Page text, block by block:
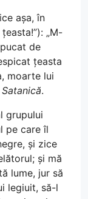
așa, în
„M-
de
țeasta
moarte lui
.
grupului
pe care îl
și zice
și mă
lume, jur să
legiuit, să-l